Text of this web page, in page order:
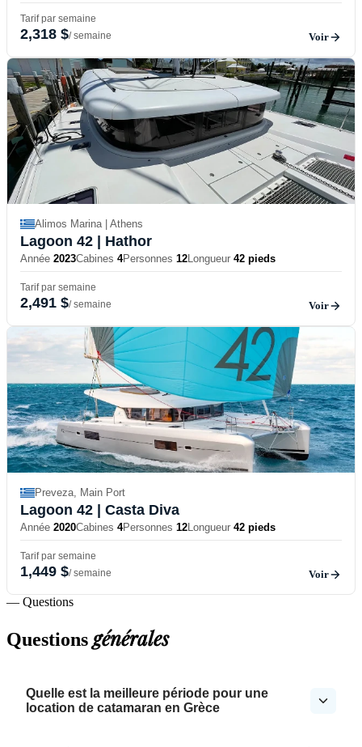
Tarif par semaine
2,318 $/ semaine Voir
Alimos Marina | Athens
Lagoon 42 | Hathor
Année 2023Cabines 4Personnes 12Longueur 42 pieds
Tarif par semaine
2,491 $/ semaine Voir
Preveza, Main Port
Lagoon 42 | Casta Diva
Année 2020Cabines 4Personnes 12Longueur 42 pieds
Tarif par semaine
1,449 $/ semaine Voir
— Questions
Questionsgénérales
Quelle est la meilleure période pour une
location de catamaran en Grèce